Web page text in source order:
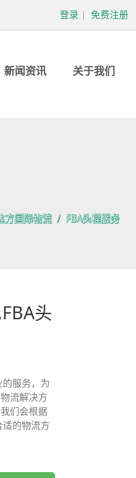
登录 | 免费注册
新闻资讯 关于我们
方国际物流 FBA头程服务
头
服务，为
流解决方
们会根据
的物流方